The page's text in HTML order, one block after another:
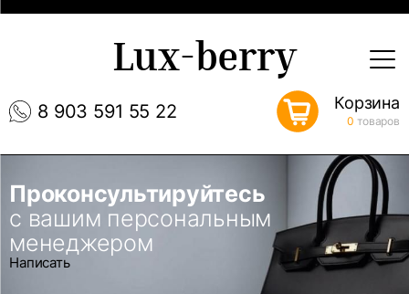
8 903 591 55 22
Lux-berry
Корзина
0 товаров
Проконсультируйтесь
с вашим персональным
менеджером
Написать